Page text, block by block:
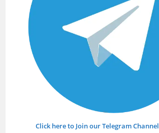
Click here to Join our Telegram Channel